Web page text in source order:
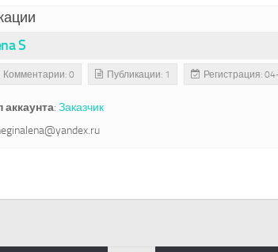
S
Комментарии: 0 Публикации: 1 Регистрация:
аккаунта: Заказчик